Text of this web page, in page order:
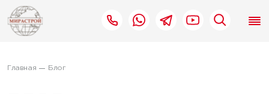
Главная Блог